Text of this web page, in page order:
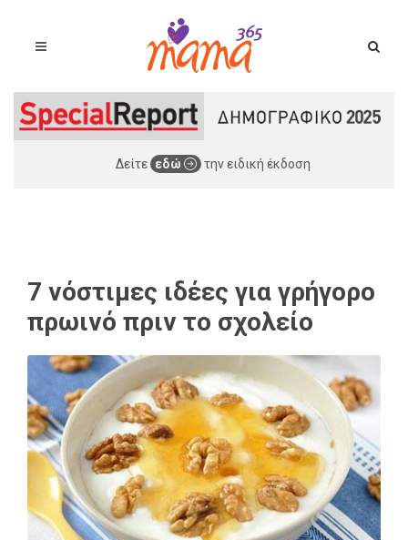
Δείτε εδώ την ειδική έκδοση
7 νόστιμες ιδέες για γρήγορο
πρωινό πριν το σχολείο